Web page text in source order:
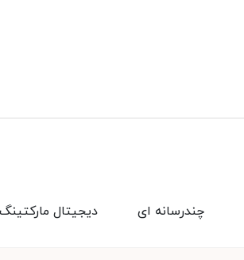
دیجیتال مارکتینگ چندرسانه ای